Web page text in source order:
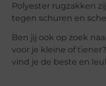
Polyester rugzakken
tegen schuren en
Ben jij ook op zoek
voor je kleine of
vind je de beste en